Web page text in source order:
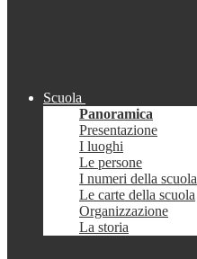
Scuola
Panoramica
Presentazione
I luoghi
Le persone
I numeri della scuola
Le carte della scuola
Organizzazione
La storia